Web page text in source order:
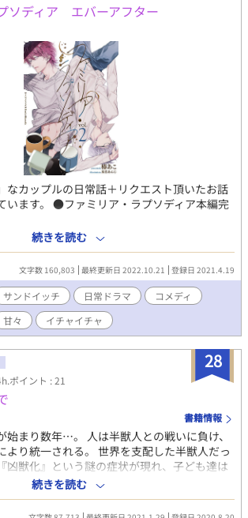
ソディア エバーアフター
なカップルの日常話＋リクエスト頂いたお話
います。 ●ファミリア・ラプソディア本編完
novel/807616543/930403429
りましたが、こちらの日常回では大きな事件
ん）です。 前書きに、お話の雰囲気のタグを
チャイチャ、まったり、コメディ、アダルト
不定期更新です。 もしもリクエストなどござ
ュマロ（https://marshmallow-
） または、
aumizakuro） にて、お気軽にドウ
続きを読む
文字数 160,803 最終更新日 2022.10.21 登録日 2021.4.19
サンドイッチ 日常ドラマ
コメディ
甘々 イチャイチャ
28
ポイント : 21
書籍情報
始まり数年…。 人は半獣人との戦いに負け、
より統一される。 世界を支配した半獣人だっ
凶獣化』という謎の症状が現れ、子ども達は
になってしまう。 なかなか治療法が見つから
をきっかけに凶獣化を抑える方法が見つか
を摂取する』 それにより始まる半獣人による
続きを読む